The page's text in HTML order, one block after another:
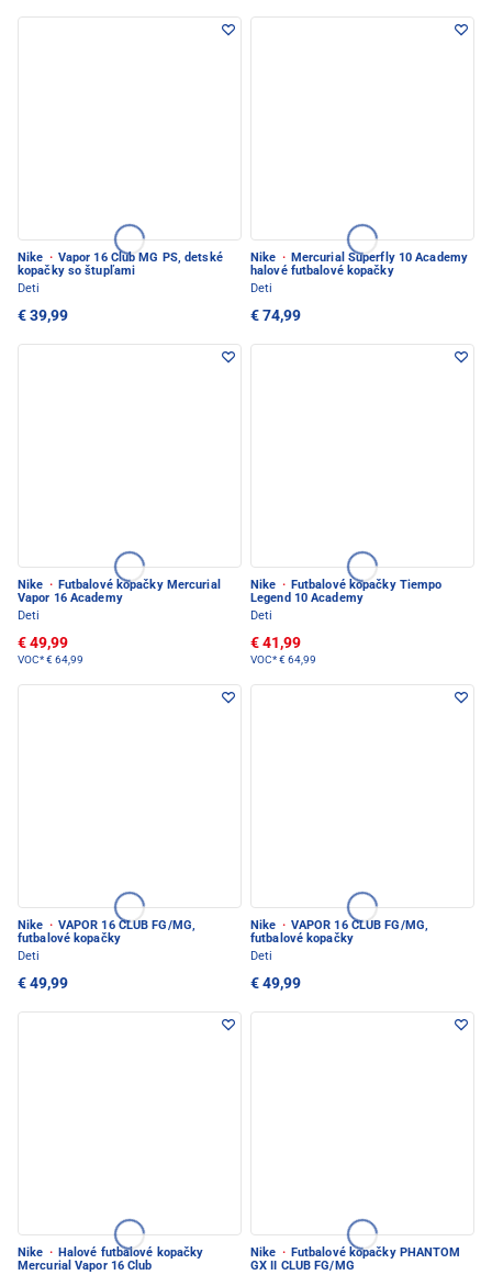
Nike · Vapor 16 Club MG PS, detské
kopačky so štupľami
Deti
€ 39,99
Nike · Mercurial Superfly 10 Academy
halové futbalové kopačky
Deti
€ 74,99
Nike · Futbalové kopačky Mercurial
Vapor 16 Academy
Deti
€ 49,99
VOC*€ 64,99
Nike · Futbalové kopačky Tiempo
Legend 10 Academy
Deti
€ 41,99
VOC*€ 64,99
Nike · VAPOR 16 CLUB FG/MG,
futbalové kopačky
Deti
€ 49,99
Nike · VAPOR 16 CLUB FG/MG,
futbalové kopačky
Deti
€ 49,99
Nike · Halové futbalové kopačky
Mercurial Vapor 16 Club
Nike · Futbalové kopačky PHANTOM
GX II CLUB FG/MG